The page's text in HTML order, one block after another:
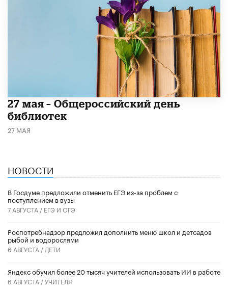
​27 мая – Общероссийский день
библиотек
27 МАЯ
НОВОСТИ
В Госдуме предложили отменить ЕГЭ из-за проблем с
поступлением в вузы
7 АВГУСТА / ЕГЭ И ОГЭ
Роспотребнадзор предложил дополнить меню школ и детсадов
рыбой и водорослями
6 АВГУСТА / ДЕТИ
​Яндекс обучил более 20 тысяч учителей использовать ИИ в работе
6 АВГУСТА /УЧИТЕЛЯ